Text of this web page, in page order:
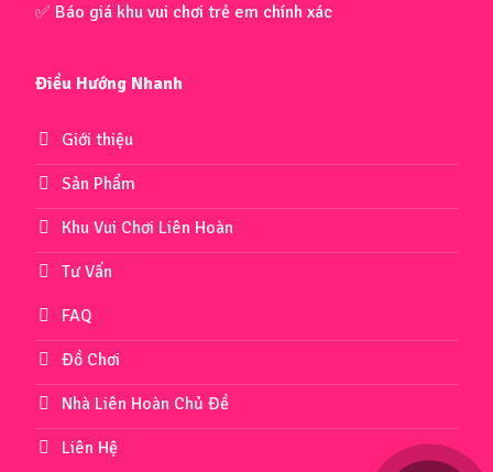
✅ Báo giá khu vui chơi trẻ em chính xác
Điều Hướng Nhanh
Giới thiệu
Sản Phẩm
Khu Vui Chơi Liên Hoàn
Tư Vấn
FAQ
Đồ Chơi
Nhà Liên Hoàn Chủ Đề
Liên Hệ